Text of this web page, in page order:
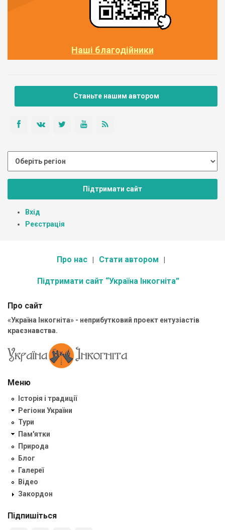
Наші благодійники
Станьте нашим автором
Підтримати сайт
Вхід
Реєстрація
Про нас Стати автором
Підтримати сайт “Україна Інкогніта”
Про сайт
«Україна Інкогніта» - неприбутковий проект ентузіастів
краєзнавства.
Меню
Історія і традиції
Регіони України
Тури
Пам'ятки
Природа
Блог
Галереї
Відео
Закордон
Підпишіться